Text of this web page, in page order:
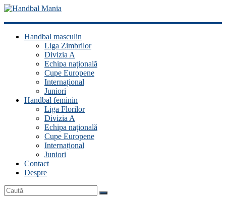
Handbal
ManiaHandbal masculin
Liga Zimbrilor
Divizia A
Echipa națională
Cupe Europene
Internațional
Juniori
Handbal feminin
Liga Florilor
Divizia A
Echipa națională
Cupe Europene
Internațional
Juniori
Contact
Despre